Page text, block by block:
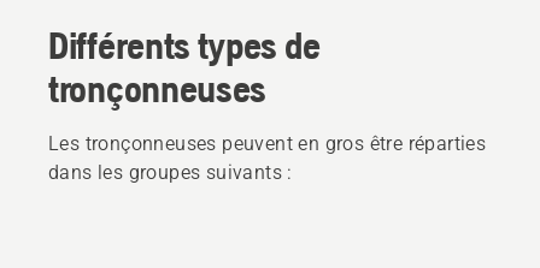
Différents types de
tronçonneuses
Les tronçonneuses peuvent en gros être réparties
dans les groupes suivants :